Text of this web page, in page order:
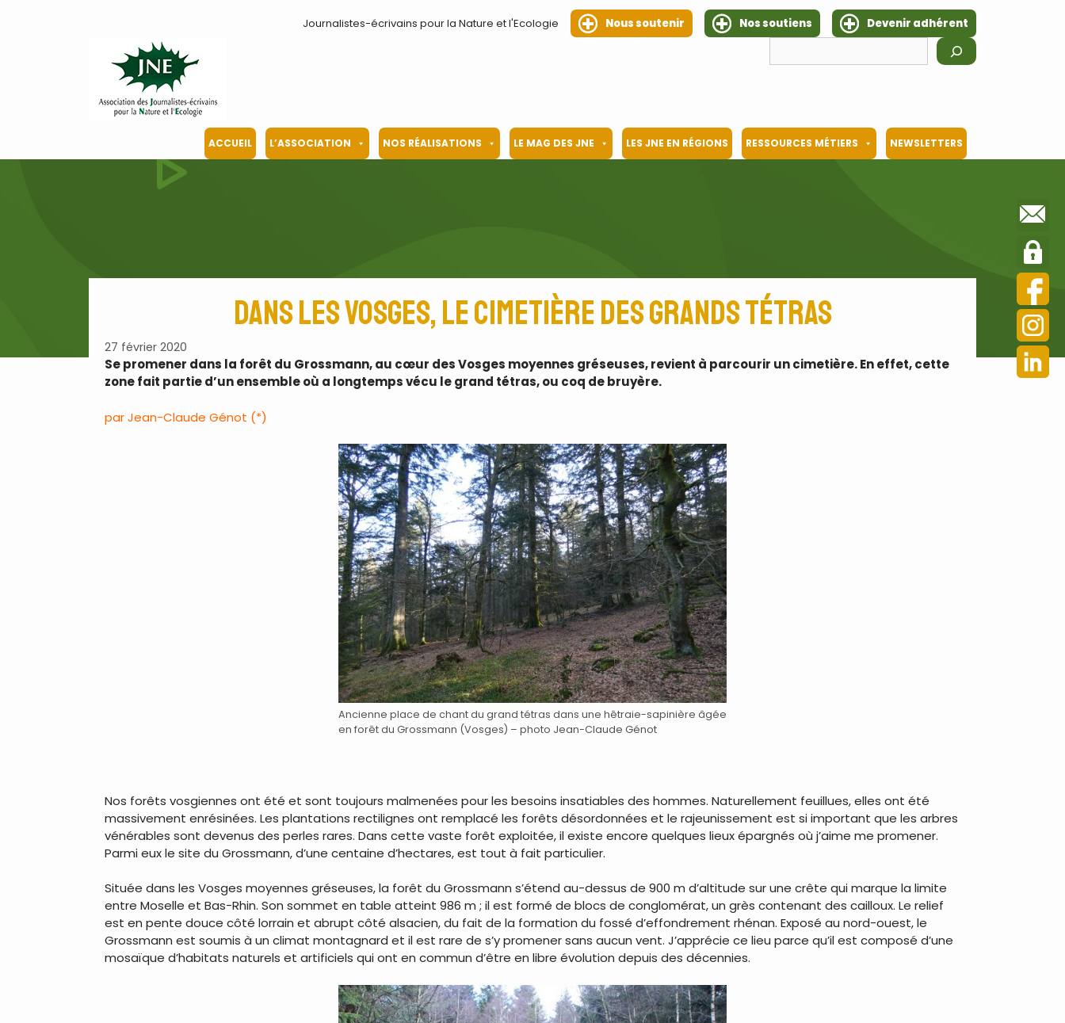
Journalistes-écrivains pour la Nature et l'Ecologie Nous soutenir Nos soutiens
Devenir adhérent
ACCUEIL L’ASSOCIATION NOS RÉALISATIONS LE MAG DES JNE LES JNE EN RÉGIONS RESSOURCES MÉTIERS NEWSLETTERS
Dans les Vosges, le cimetière des grands tétras
27 février 2020
Se promener dans la forêt du Grossmann, au cœur des Vosges moyennes gréseuses, revient à parcourir un cimetière. En effet, cette
zone fait partie d’un ensemble où a longtemps vécu le grand tétras, ou coq de bruyère.
par Jean-Claude Génot (*)
Ancienne place de chant du grand tétras dans une hêtraie-sapinière âgée
en forêt du Grossmann (Vosges) – photo Jean-Claude Génot
Nos forêts vosgiennes ont été et sont toujours malmenées pour les besoins insatiables des hommes. Naturellement feuillues, elles ont été
massivement enrésinées. Les plantations rectilignes ont remplacé les forêts désordonnées et le rajeunissement est si important que les arbres
vénérables sont devenus des perles rares. Dans cette vaste forêt exploitée, il existe encore quelques lieux épargnés où j’aime me promener.
Parmi eux le site du Grossmann, d’une centaine d’hectares, est tout à fait particulier.
Située dans les Vosges moyennes gréseuses, la forêt du Grossmann s’étend au-dessus de 900 m d’altitude sur une crête qui marque la limite
entre Moselle et Bas-Rhin. Son sommet en table atteint 986 m ; il est formé de blocs de conglomérat, un grès contenant des cailloux. Le relief
est en pente douce côté lorrain et abrupt côté alsacien, du fait de la formation du fossé d’effondrement rhénan. Exposé au nord-ouest, le
Grossmann est soumis à un climat montagnard et il est rare de s’y promener sans aucun vent. J’apprécie ce lieu parce qu’il est composé d’une
mosaïque d’habitats naturels et artificiels qui ont en commun d’être en libre évolution depuis des décennies.